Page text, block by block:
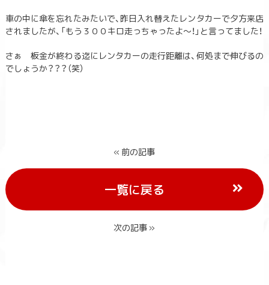
車の中に傘を忘れたみたいで、昨日入れ替えたレンタカーで夕方来店
されましたが、「もう３００キロ走っちゃったよ～！」と言ってました！
さぁ 板金が終わる迄にレンタカーの走行距離は、何処まで伸びるの
でしょうか？？？（笑）
« 前の記事
一覧に戻る
次の記事 »